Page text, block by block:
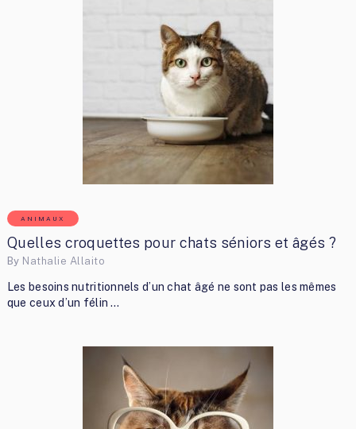
ANIMAUX
Quelles croquettes pour chats séniors et âgés ?
By Nathalie Allaito
Les besoins nutritionnels d’un chat âgé ne sont pas les mêmes
que ceux d’un félin …